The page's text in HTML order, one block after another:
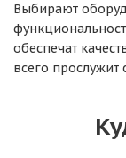
Выбирают
обеспечат
всего прослужит